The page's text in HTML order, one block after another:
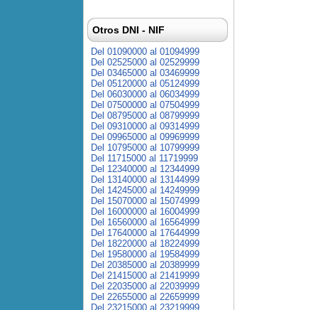
Otros DNI - NIF
Del 01090000 al 01094999
Del 02525000 al 02529999
Del 03465000 al 03469999
Del 05120000 al 05124999
Del 06030000 al 06034999
Del 07500000 al 07504999
Del 08795000 al 08799999
Del 09310000 al 09314999
Del 09965000 al 09969999
Del 10795000 al 10799999
Del 11715000 al 11719999
Del 12340000 al 12344999
Del 13140000 al 13144999
Del 14245000 al 14249999
Del 15070000 al 15074999
Del 16000000 al 16004999
Del 16560000 al 16564999
Del 17640000 al 17644999
Del 18220000 al 18224999
Del 19580000 al 19584999
Del 20385000 al 20389999
Del 21415000 al 21419999
Del 22035000 al 22039999
Del 22655000 al 22659999
Del 23215000 al 23219999